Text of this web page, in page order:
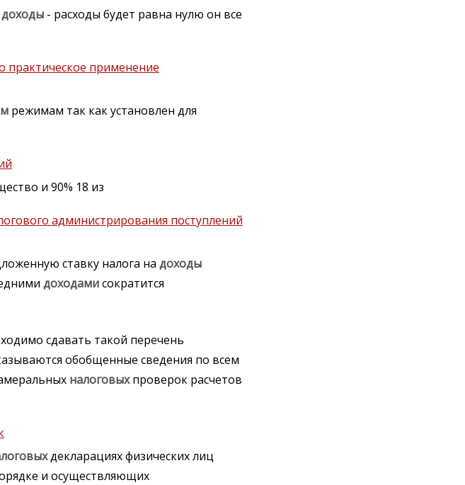
доходы - расходы будет равна нулю он все
практическое применение
режимам так как установлен для
и 90% 18 из
администрирования поступлений
ставку налога на доходы
доходамисократится
сдавать такой перечень
обобщенные сведения по всем
налоговыхпроверок расчетов
декларациях физических лиц
и осуществляющих